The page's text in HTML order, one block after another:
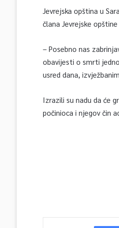
Jevrejska opština u
člana Jevrejske
– Posebno nas
obavijesti o smrti
usred dana,
Izrazili su nadu da će
počinioca i njegov čin